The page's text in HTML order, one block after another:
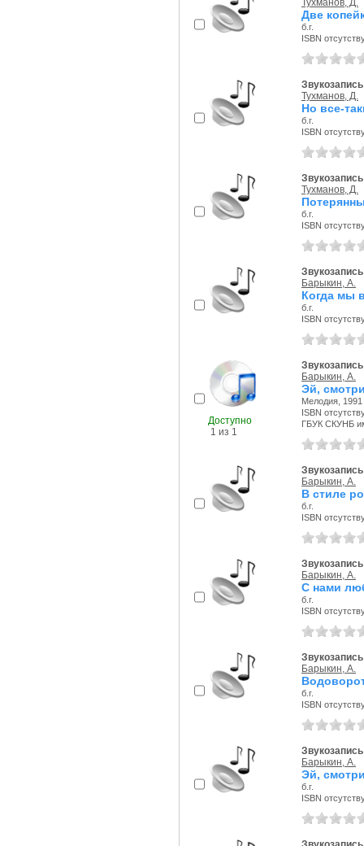
Тухманов, Д.
Две
б.г.
ISBN
Тухманов, Д.
Но все-
б.г.
ISBN
Тухманов, Д.
б.г.
ISBN
Барыкин, А.
Когда мы
б.г.
ISBN
Доступно
1 из 1
Звукозапись
Барыкин, А.
Эй,
Мелодия, 1991
ISBN
ГБУК СКУНБ
Барыкин, А.
В стиле
б.г.
ISBN
Барыкин, А.
С нами
б.г.
ISBN
Барыкин, А.
б.г.
ISBN
Барыкин, А.
Эй,
б.г.
ISBN